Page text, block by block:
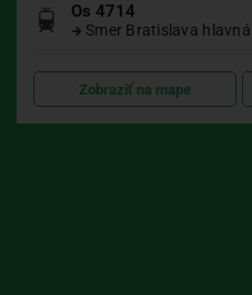
Os 4714
Smer Bratislava
Zobraziť na mape